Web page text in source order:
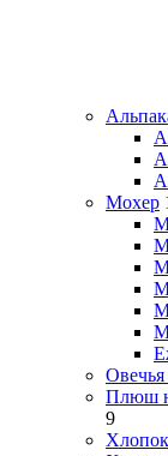
Мохер
Плюш
9